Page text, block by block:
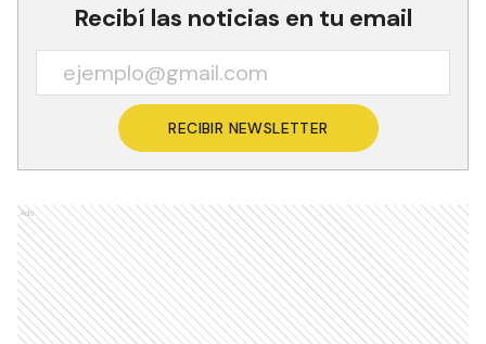
Recibí las noticias en tu email
RECIBIR NEWSLETTER
Ads